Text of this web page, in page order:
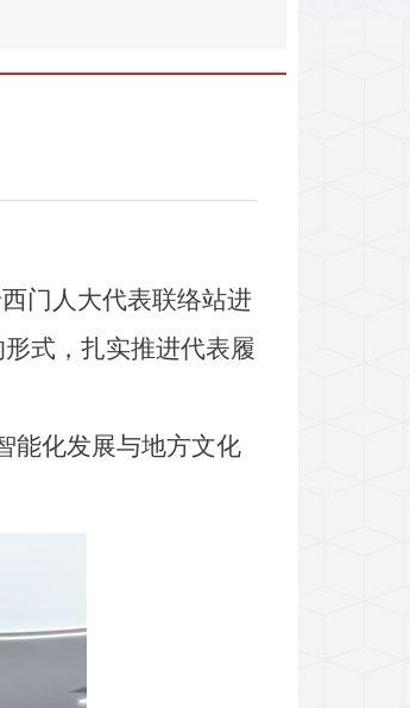
门人大代表联络站进
式，扎实推进代表履
能化发展与地方文化